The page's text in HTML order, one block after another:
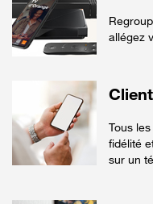
allégez
Tous
fidélité
sur un